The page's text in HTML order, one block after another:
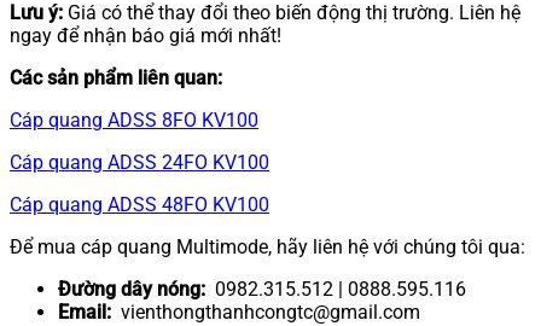
Lưu ý: Giá có thể thay đổi theo biến động thị trường. Liên hệ
ngay để nhận báo giá mới nhất!
Các sản phẩm liên quan:
Cáp quang ADSS 8FO KV100
Cáp quang ADSS 24FO KV100
Cáp quang ADSS 48FO KV100
Để mua cáp quang Multimode, hãy liên hệ với chúng tôi qua:
Đường dây nóng: 0982.315.512 | 0888.595.116
Email: vienthongthanhcongtc@gmail.com